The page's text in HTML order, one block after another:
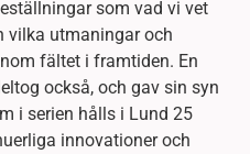
som vad vi vet
vilka utmaningar och
fältet i framtiden. En
också, och gav sin syn
i serien hålls i Lund 25
innovationer och